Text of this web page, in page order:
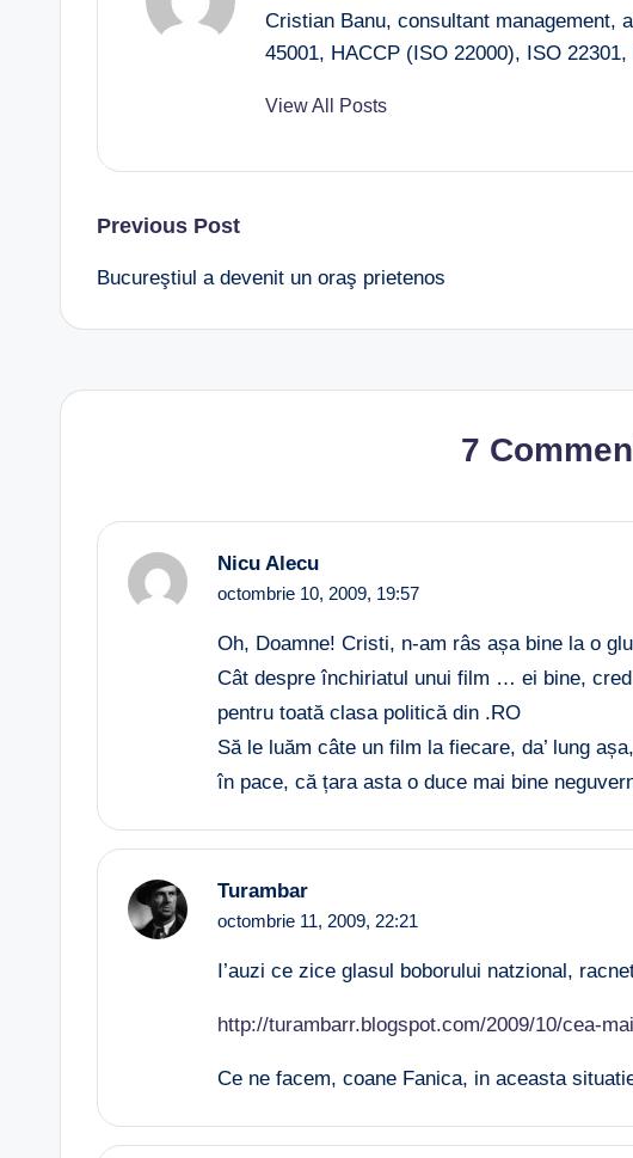
Cristian Banu, consultant management,
45001, HACCP (ISO 22000), ISO 22301,
View All Posts
Post
navigation
Previous Post
Bucureştiul a devenit un oraş prietenos
7
Nicu Alecu
octombrie 10, 2009, 19:57
Oh, Doamne! Cristi, n-am râs așa bine la o
Cât despre închiriatul unui film … ei bine,
pentru toată clasa politică din .RO
Să le luăm câte un film la fiecare, da’ lung
în pace, că țara asta o duce mai bine
Turambar
octombrie 11, 2009, 22:21
I’auzi ce zice glasul boborului natzional,
http://turambarr.blogspot.com/2009/10/cea-
Ce ne facem, coane Fanica, in aceasta